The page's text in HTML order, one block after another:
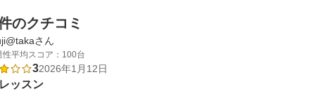
のクチコミ
さん
性平均スコア：100台
32026年1月12日
ッスン